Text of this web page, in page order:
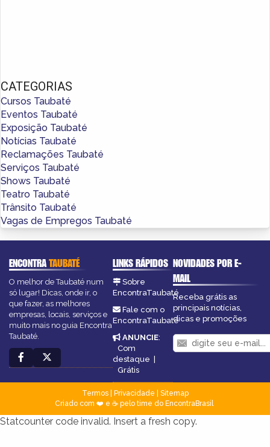
CATEGORIAS
Cursos Taubaté
Eventos Taubaté
Exposição Taubaté
Notícias Taubaté
Reclamações Taubaté
Serviços Taubaté
Shows Taubaté
Teatro Taubaté
Trânsito Taubaté
Vagas de Empregos Taubaté
ENCONTRATAUBATÉ
O melhor de Taubaté num
só lugar! Dicas, onde ir, o
que fazer, as melhores
empresas, locais, serviços e
muito mais no guia Encontra
Taubaté.
LINKS RÁPIDOS
Sobre
EncontraTaubaté
Fale com o
EncontraTaubaté
ANUNCIE:
Com
destaque
Grátis
NOVIDADES POR E-
MAIL
Receba grátis as
principais notícias,
dicas e promoções
Termos| Privacidade
Sitemap
Criado com ❤️ e ☕ pelo time do EncontraBrasil
Statcounter code invalid. Insert a fresh copy.